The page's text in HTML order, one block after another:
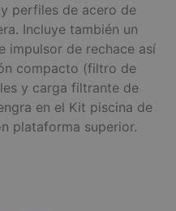
perfiles de acero de
Incluye también un
impulsor de rechace así
compacto (filtro de
y carga filtrante de
en el Kit piscina de
plataforma superior.